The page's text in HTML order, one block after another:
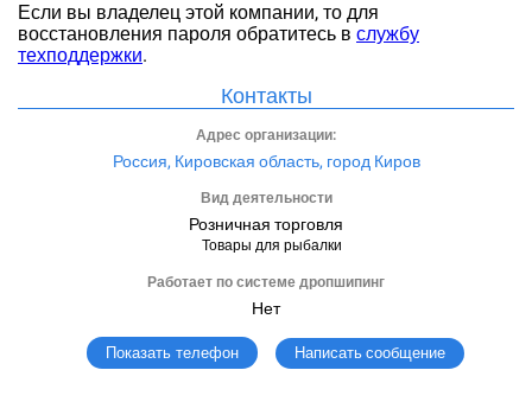
Если вы владелец этой компании, то для
восстановления пароля обратитесь в службу
техподдержки.
Контакты
Адрес организации:
Россия, Кировская область, город Киров
Вид деятельности
Розничная торговля
Товары для рыбалки
Работает по системе дропшипинг
Нет
Показать телефон Написать сообщение